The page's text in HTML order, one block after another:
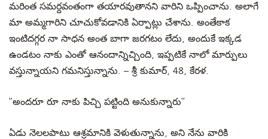
మరింత సమర్దవంతంగా తయారవుతానని వారిని ఒప్పించాను. అలాగే
మా అమ్మగారిని చూచుకోవడానికి ఏర్పాట్లు చేశాను. అంతేకాక
ఇంటిదగ్గర నా సాధన అంత బాగా జరగటం లేదు, అందుకే ఇక్కడ
ఉండటం నాకు ఎంతో ఆనందాన్నిచ్చింది, ఇప్పటికే నాలో మార్పులు
వస్తున్నాయని గమనిస్తున్నాను. – శ్రీ కుమార్, 48, కేరళ.
‘‘అందరూ రూ నాకు పిచ్చి పట్టింది అనుకున్నారు’’
ఏడు నెలలపాటు ఆశ్రమానికి వెళుతున్నాను, అని నేను వారికి